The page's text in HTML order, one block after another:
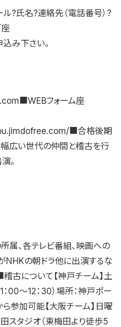
?氏名?連絡先（電話番号）?
込み下さい。
フォーム座
■合格後期
広い世代の仲間と稽古を行
。
属、各テレビ番組、映画への
NHKの朝ドラ他に出演するな
古について【神戸チーム】土
：00〜12：30）場所：神戸ポー
参加可能【大阪チーム】日曜
田スタジオ（東梅田より徒歩5